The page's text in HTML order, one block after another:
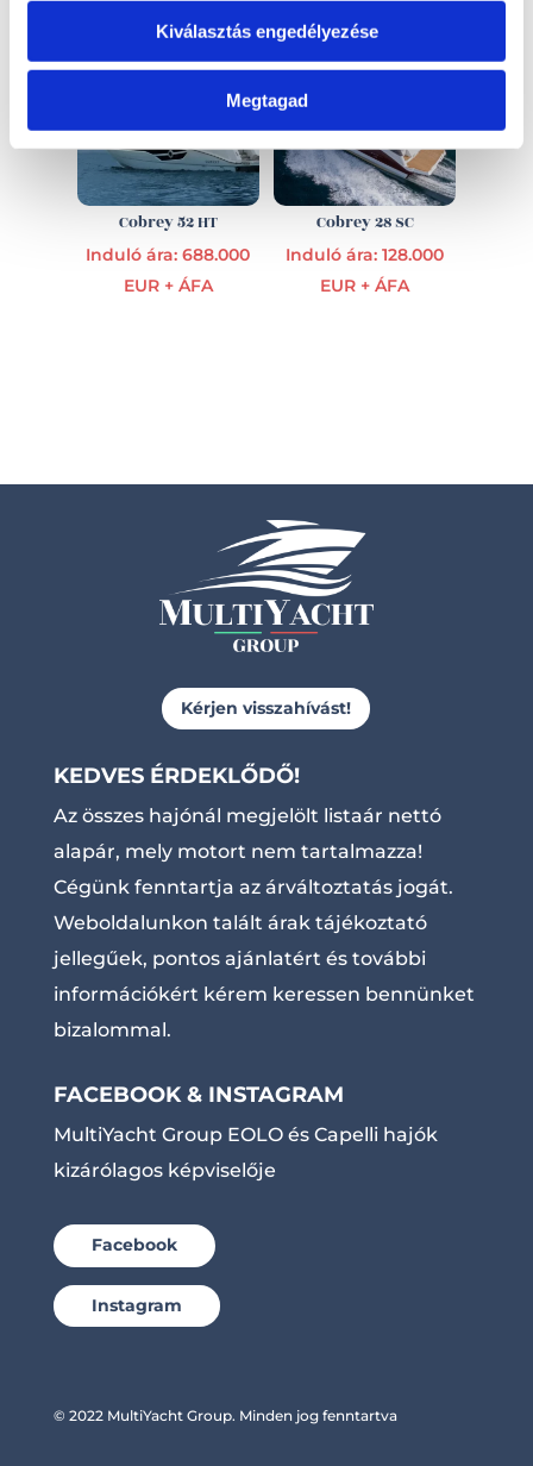
Kiválasztás engedélyezése
Megtagad
Cobrey 52 HT
Induló ára: 688.000
EUR + ÁFA
Cobrey 28 SC
Induló ára: 128.000
EUR + ÁFA
Kérjen visszahívást!
KEDVES ÉRDEKLŐDŐ!
Az összes hajónál megjelölt listaár nettó
alapár, mely motort nem tartalmazza!
Cégünk fenntartja az árváltoztatás jogát.
Weboldalunkon talált árak tájékoztató
jellegűek, pontos ajánlatért és további
információkért kérem keressen bennünket
bizalommal.
FACEBOOK & INSTAGRAM
MultiYacht Group EOLO és Capelli hajók
kizárólagos képviselője
Facebook
Instagram
© 2022 MultiYacht Group. Minden jog fenntartva